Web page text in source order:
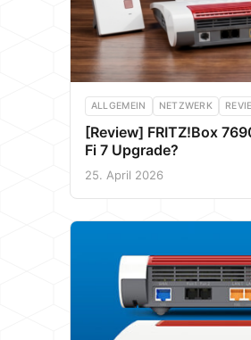
ALLGEMEIN NETZWERK
[Review] FRITZ!Box
Fi 7 Upgrade?
25. April 2026